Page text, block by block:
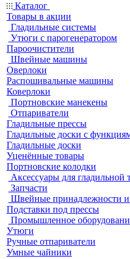
Каталог
Товары в акции
Гладильные системы
Утюги с парогенератором
Пароочистители
Швейные машины
Оверлоки
Распошивальные машины
Коверлоки
Портновские манекены
Отпариватели
Гладильные прессы
Гладильные доски с
Гладильные доски
Уценённые товары
Портновские колодки
Аксессуары для гладильной
Запчасти
Швейные принадлежности и
Подставки под прессы
Промышленное
Утюги
Ручные отпариватели
Умные чайники